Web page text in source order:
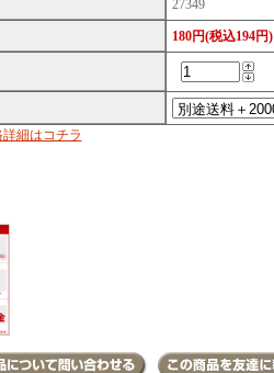
27349
180円(税込194円)
細はコチラ